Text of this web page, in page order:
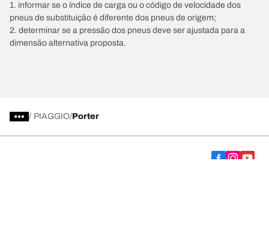
1. informar se o índice de carga ou o código de velocidade dos
pneus de substituição é diferente dos pneus de origem;
2. determinar se a pressão dos pneus deve ser ajustada para a
dimensão alternativa proposta.
/ PIAGGIO Porter